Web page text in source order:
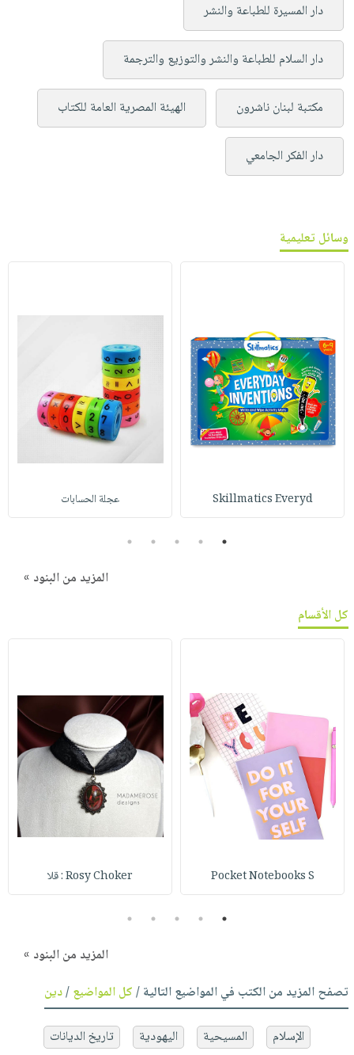
دار المسيرة للطباعة والنشر
دار السلام للطباعة والنشر والتوزيع والترجمة
مكتبة لبنان ناشرون الهيئة المصرية العامة للكتاب
دار الفكر الجامعي
وسائل تعليمية
Skillmatics Everyd عجلة الحسابات
1
2
3
4
5
المزيد من البنود »
كل الأقسام
Pocket Notebooks S Rosy Choker : قلا
1
2
3
4
5
المزيد من البنود »
تصفح المزيد من الكتب في المواضيع التالية /كل المواضيع/دين
الإسلام المسيحية اليهودية
تاريخ الديانات